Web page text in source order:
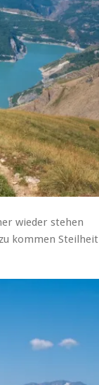
wieder stehen
kommen Steilheit